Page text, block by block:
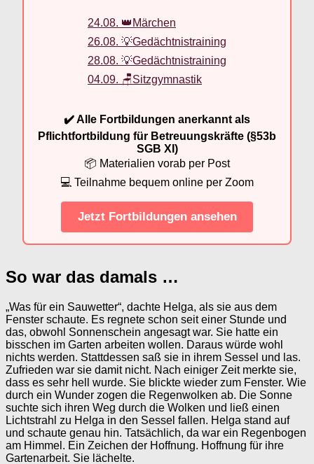
24.08. 👑Märchen
26.08. 💡Gedächtnistraining
28.08. 💡Gedächtnistraining
04.09. 🪑Sitzgymnastik
✔️ Alle Fortbildungen anerkannt als
Pflichtfortbildung für Betreuungskräfte (§53b
SGB XI)
📦 Materialien vorab per Post
💻 Teilnahme bequem online per Zoom
Jetzt Fortbildungen ansehen
So war das damals …
„Was für ein Sauwetter“, dachte Helga, als sie aus dem
Fenster schaute. Es regnete schon seit einer Stunde und
das, obwohl Sonnenschein angesagt war. Sie hatte ein
bisschen im Garten arbeiten wollen. Daraus würde wohl
nichts werden. Stattdessen saß sie in ihrem Sessel und las.
Zufrieden war sie damit nicht. Nach einiger Zeit merkte sie,
dass es sehr hell wurde. Sie blickte wieder zum Fenster. Wie
durch ein Wunder zogen die Regenwolken ab. Die Sonne
suchte sich ihren Weg durch die Wolken und ließ einen
Lichtstrahl zu Helga in den Sessel fallen. Helga stand auf
und schaute genau hin. Tatsächlich, da war ein Regenbogen
am Himmel. Ein Zeichen der Hoffnung. Hoffnung für ihre
Gartenarbeit. Sie lächelte.